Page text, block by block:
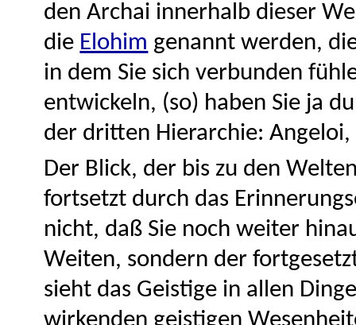
den Archai innerhalb dieser
die Elohim genannt werden,
in dem Sie sich verbunden
entwickeln, (so) haben Sie ja
der dritten Hierarchie:
Der Blick, der bis zu den
fortsetzt durch das
nicht, daß Sie noch weiter
Weiten, sondern der
sieht das Geistige in allen